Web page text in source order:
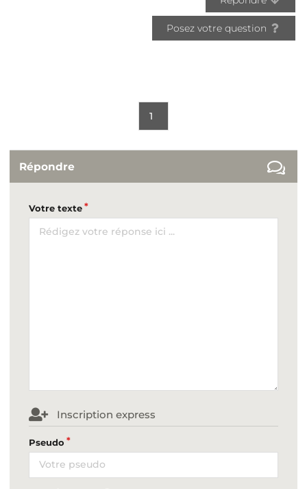
Posez votre question
1
Répondre
Votre texte
Inscription express
Pseudo